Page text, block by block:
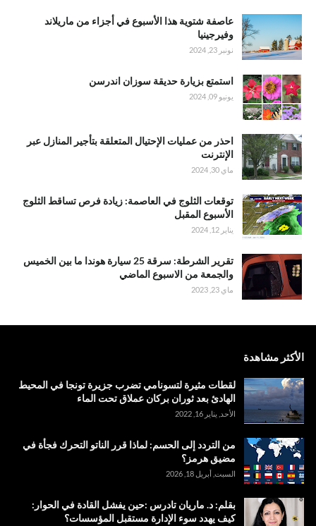
عاصفة شتوية هذا الأسبوع في أجزاء من ماريلاند
وفيرجينيا
نونبر 23, 2024
استمتع بزيارة حديقة سوزان اندرسن
يونيو 09, 2024
احذر من عمليات الإحتيال المتعلقة بتأجير المنازل عبر
الإنترنت
ماي 30, 2024
توقعات الثلوج في العاصمة: زيادة فرص تساقط الثلوج
الأسبوع المقبل
يناير 12, 2024
تقرير الشرطة: سرقة 25 سيارة هوندا ما بين الخميس
والجمعة من الاسبوع الماضي
ماي 23, 2023
الأكثر مشاهدة
لقطات مثيرة لتسونامي تضرب جزيرة تونجا في المحيط
الهادئ بعد ثوران بركان عملاق تحت الماء
الأحد, يناير 16, 2022
من التردد إلى الحسم: لماذا قرر الناتو التحرك فجأة في
مضيق هرمز؟
السبت, أبريل 18, 2026
بقلم: د. ماريان تادرس :حين يفشل القادة في الحوار:
كيف يهدد سوء الإدارة مستقبل المؤسسات؟